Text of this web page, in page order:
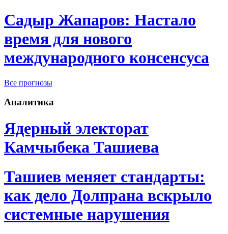
Садыр Жапаров: Настало
время для нового
международного консенсуса
Все прогнозы
Аналитика
Ядерный электорат
Камчыбека Ташиева
Ташиев меняет стандарты:
как дело Долпрана вскрыло
системные нарушения